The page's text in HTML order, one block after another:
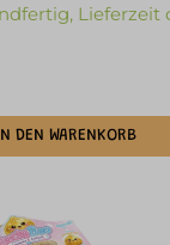
Lieferzeit
DEN WARENKORB